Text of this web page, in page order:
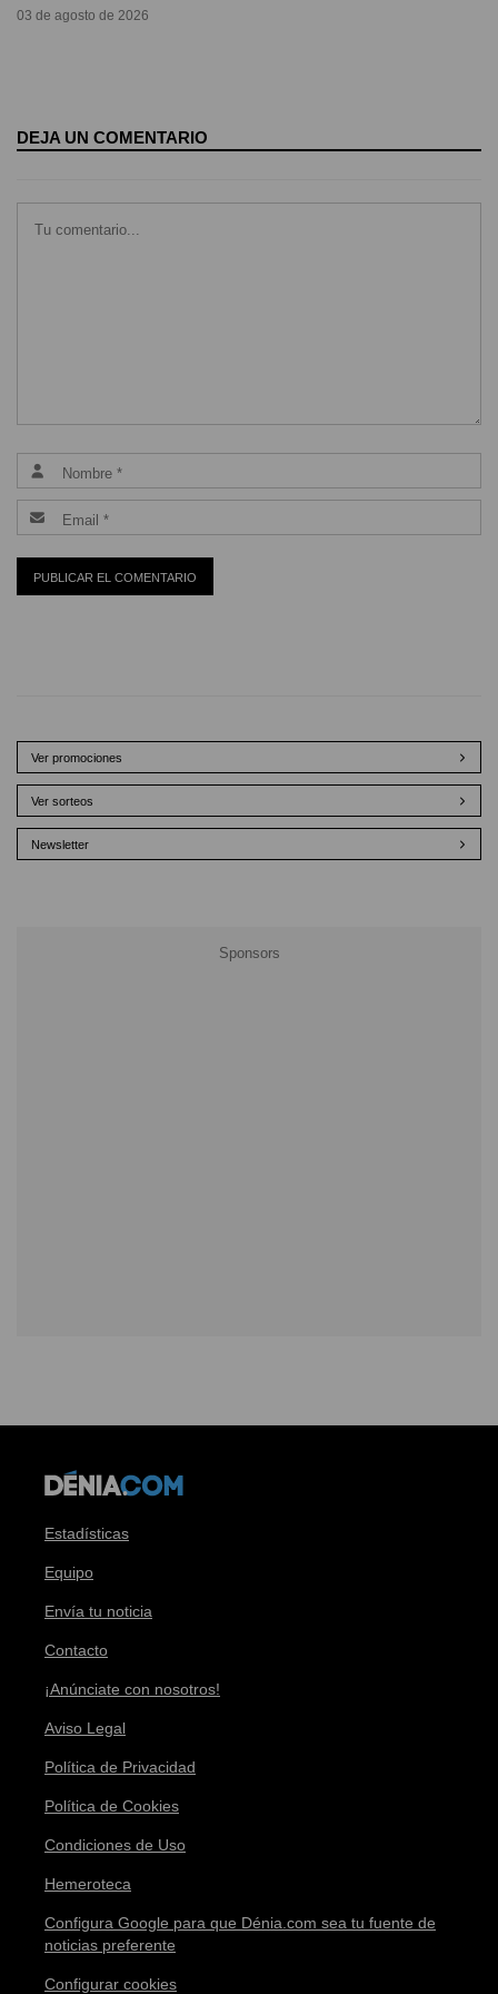
03 de agosto de 2026
DEJA UN COMENTARIO
Ver promociones
Ver sorteos
Newsletter
Estadísticas
Equipo
Envía tu noticia
Contacto
¡Anúnciate con nosotros!
Aviso Legal
Política de Privacidad
Política de Cookies
Condiciones de Uso
Hemeroteca
Configura Google para que Dénia.com sea tu fuente de
noticias preferente
Configurar cookies